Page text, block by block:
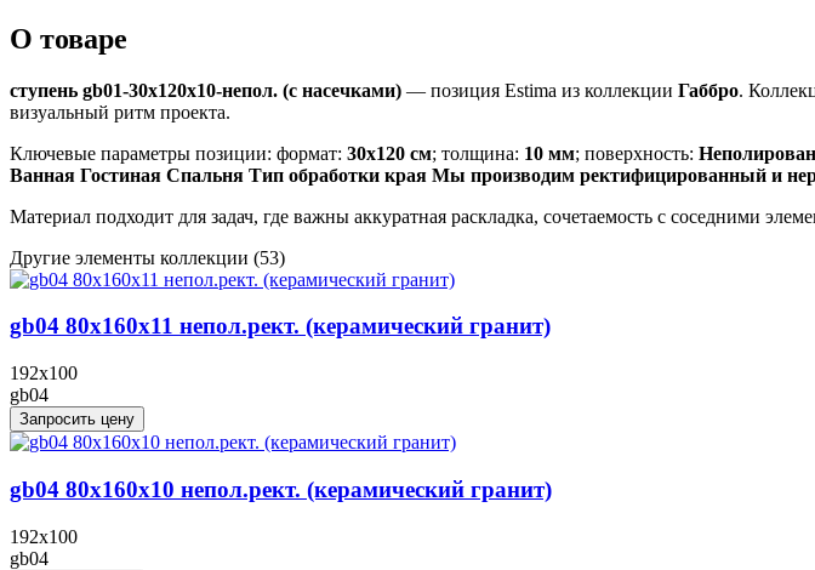
О товаре
ступень gb01-30x120x10-непол. (с насечками) — позиция Estima из коллекции Габбро.
визуальный ритм проекта.
Ключевые параметры позиции: формат: 30x120 см; толщина: 10 мм; поверхность:
Ванная Гостиная Спальня Тип обработки края Мы производим ректифицированный и
Материал подходит для задач, где важны аккуратная раскладка, сочетаемость с соседними
Другие элементы коллекции (53)
gb04 80x160x11 непол.рект. (керамический гранит)
192x100
gb04
Запросить цену
gb04 80x160x10 непол.рект. (керамический гранит)
192x100
gb04